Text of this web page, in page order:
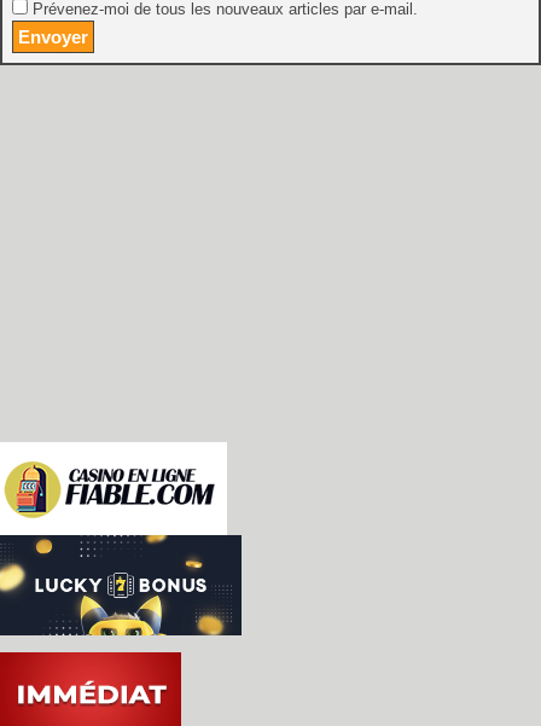
Prévenez-moi de tous les nouveaux articles par e-mail.